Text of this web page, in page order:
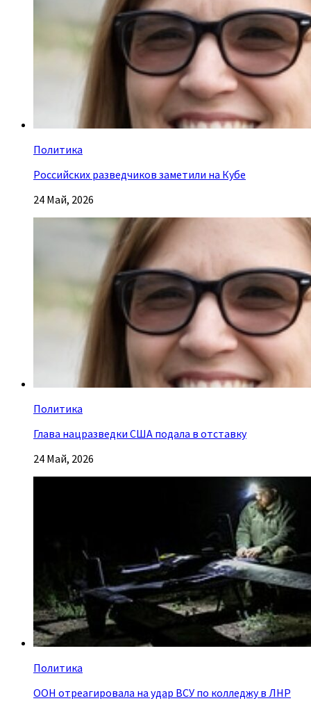
Политика
Российских разведчиков заметили на Кубе
24 Май, 2026
Политика
Глава нацразведки США подала в отставку
24 Май, 2026
Политика
ООН отреагировала на удар ВСУ по колледжу в ЛНР